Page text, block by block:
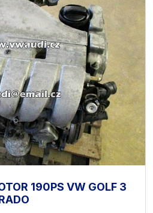
190PS VW GOLF 3